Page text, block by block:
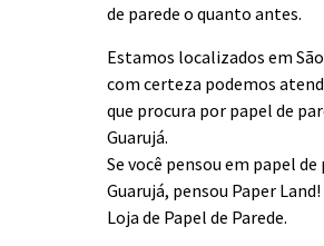
de parede o quanto antes.
Estamos localizados em
com certeza podemos
que procura por papel de
Guarujá.
Se você pensou em papel de
Guarujá, pensou Paper Land!
Loja de Papel de Parede.